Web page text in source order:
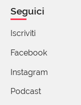
2018) è quel
bisogno di
qualcosa di
(Parola
Seguici
Iscriviti
Facebook
Instagram
Podcast